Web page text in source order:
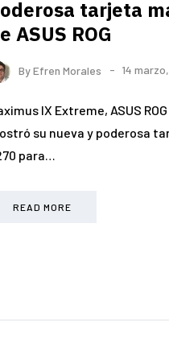
tarjeta
ASUS ROG
ByEfren Morales 14
IX Extreme, ASUS
su nueva y poderosa
para…
READ MORE